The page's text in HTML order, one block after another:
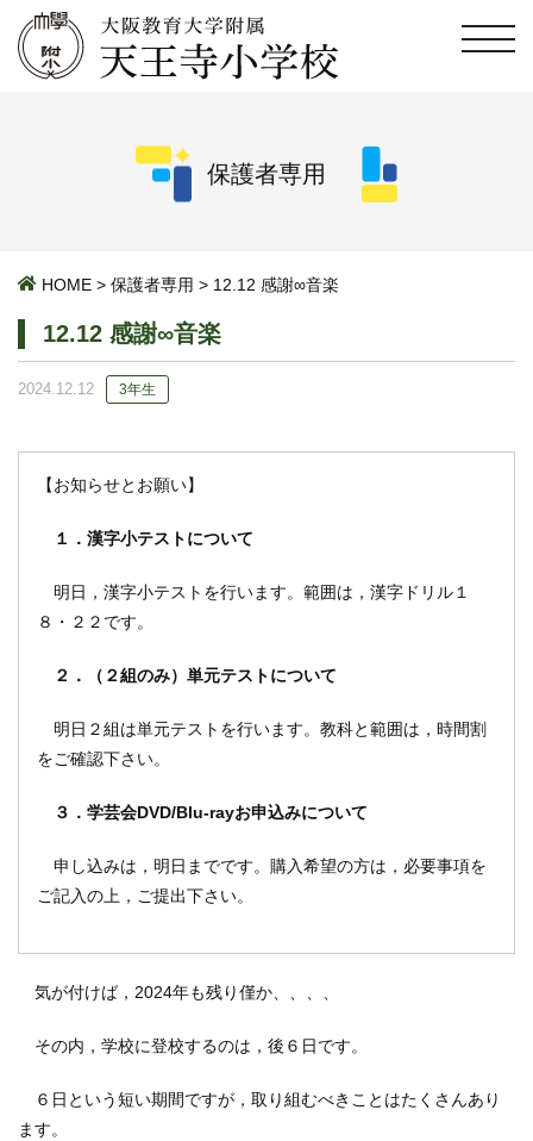
保護者専用
HOME > 保護者専用 > 12.12 感謝∞音楽
12.12 感謝∞音楽
2024.12.12 3年生
【お知らせとお願い】
１．漢字小テストについて
明日，漢字小テストを行います。範囲は，漢字ドリル１
８・２２です。
２．（２組のみ）単元テストについて
明日２組は単元テストを行います。教科と範囲は，時間割
をご確認下さい。
３．学芸会DVD/Blu-rayお申込みについて
申し込みは，明日までです。購入希望の方は，必要事項を
ご記入の上，ご提出下さい。
気が付けば，2024年も残り僅か、、、、
その内，学校に登校するのは，後６日です。
６日という短い期間ですが，取り組むべきことはたくさんあり
ます。